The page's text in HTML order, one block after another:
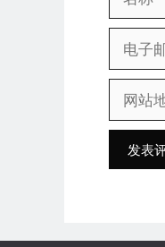
称
子
箱
站